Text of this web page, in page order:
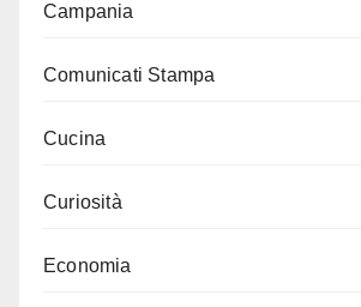
Campania
Comunicati Stampa
Cucina
Curiosità
Economia